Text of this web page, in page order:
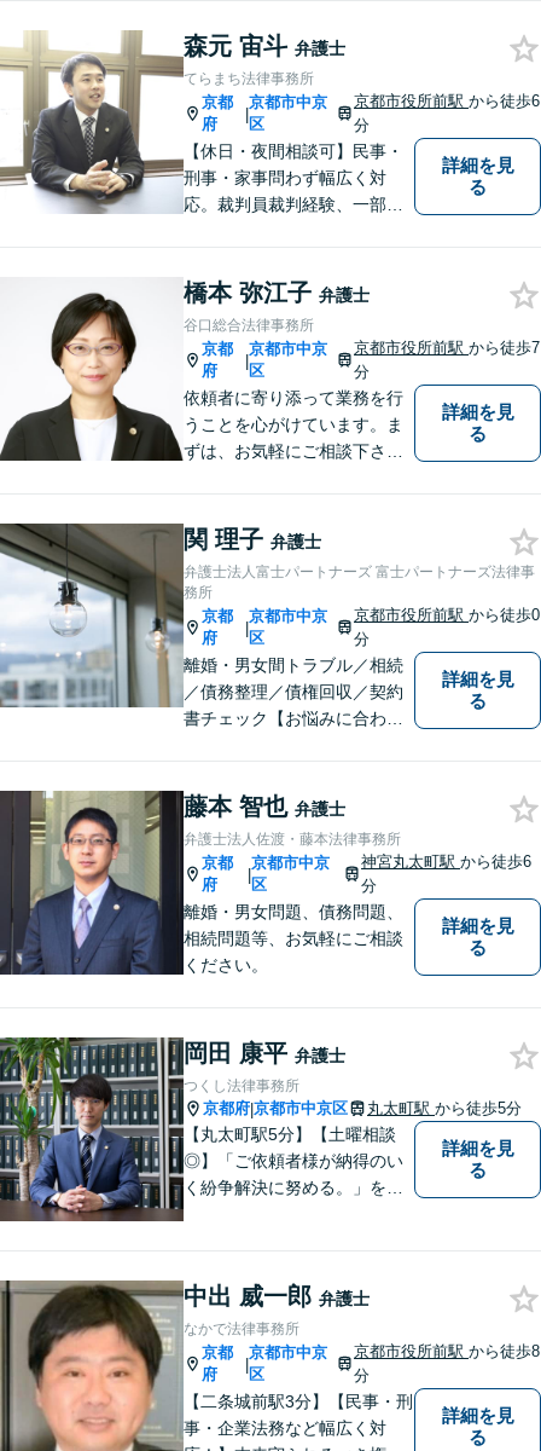
待ちしています。
森元 宙斗 弁護士
てらまち法律事務所
京都
府
|
京都市中京
区
京都市役所前駅から徒歩6
分
【休日・夜間相談可】民事・
刑事・家事問わず幅広く対
応。裁判員裁判経験、一部無
詳細を見
る
橋本 弥江子 弁護士
谷口総合法律事務所
京都
府
|
京都市中京
区
京都市役所前駅から徒歩7
分
依頼者に寄り添って業務を行
うことを心がけています。ま
ずは、お気軽にご相談下さ
詳細を見
る
関 理子 弁護士
弁護士法人富士パートナーズ 富士パートナーズ法律事
務所
京都
府
|
京都市中京
区
京都市役所前駅から徒歩0
分
離婚・男女間トラブル／相続
／債務整理／債権回収／契約
書チェック【お悩みに合わせ
詳細を見
る
藤本 智也 弁護士
弁護士法人佐渡・藤本法律事務所
京都
府
|
京都市中京
区
神宮丸太町駅から徒歩6
分
離婚・男女問題、債務問題、
相続問題等、お気軽にご相談
ください。
詳細を見
る
岡田 康平 弁護士
つくし法律事務所
京都府|京都市中京区 丸太町駅 から徒歩5分
【丸太町駅5分】【土曜相談
◎】「ご依頼者様が納得のい
く紛争解決に努める。」をモ
題、中小企業関連法務で多数
実績ございます。ぜひ皆様の
お悩みをお聞かせください。
詳細を見
る
中出 威一郎 弁護士
なかで法律事務所
京都
府
|
京都市中京
区
京都市役所前駅から徒歩8
分
【二条城前駅3分】【民事・刑
事・企業法務など幅広く対
詳細を見
る